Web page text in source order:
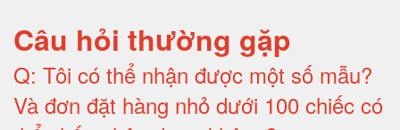
Câu hỏi thường gặp
Q: Tôi có thể nhận được một số mẫu?
Và đơn đặt hàng nhỏ dưới 100 chiếc có